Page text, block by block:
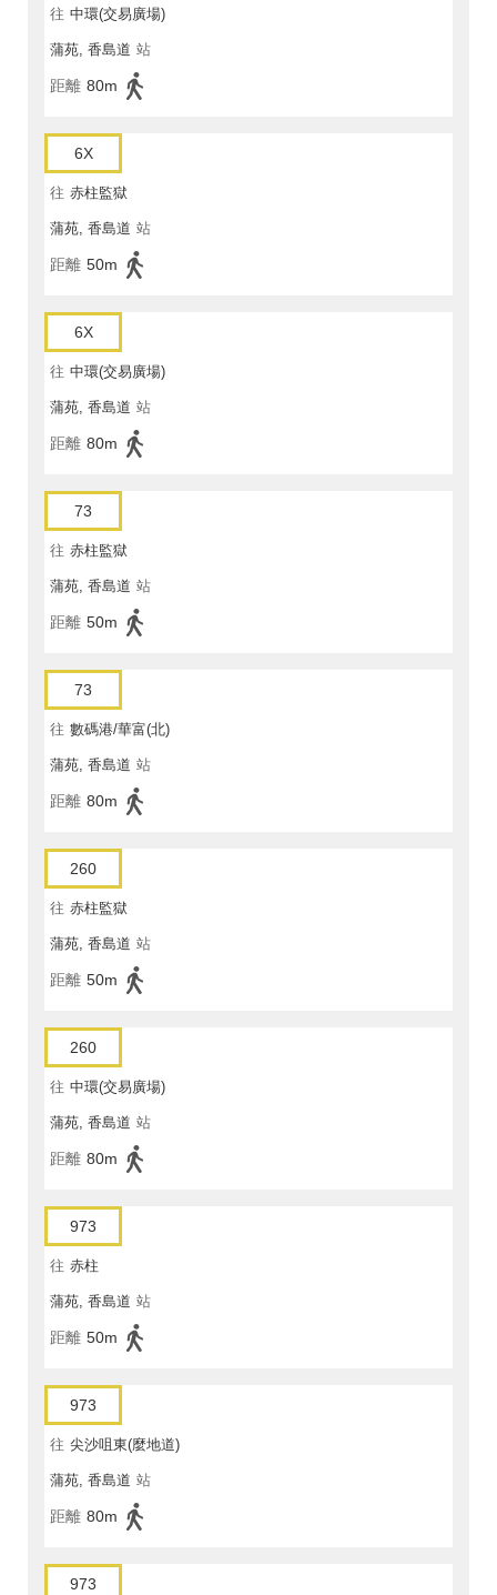
往 中環(交易廣場)
蒲苑, 香島道 站
距離 80m
6X
往 赤柱監獄
蒲苑, 香島道 站
距離 50m
6X
往 中環(交易廣場)
蒲苑, 香島道 站
距離 80m
73
往 赤柱監獄
蒲苑, 香島道 站
距離 50m
73
往 數碼港/華富(北)
蒲苑, 香島道 站
距離 80m
260
往 赤柱監獄
蒲苑, 香島道 站
距離 50m
260
往 中環(交易廣場)
蒲苑, 香島道 站
距離 80m
973
往 赤柱
蒲苑, 香島道 站
距離 50m
973
往 尖沙咀東(麼地道)
蒲苑, 香島道 站
距離 80m
973